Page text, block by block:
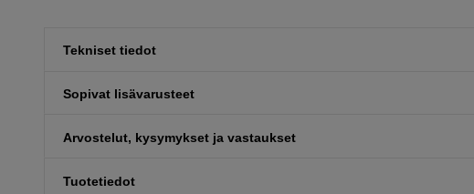
Tekniset tiedot
Sopivat lisävarusteet
Arvostelut, kysymykset ja vastaukset
Tuotetiedot